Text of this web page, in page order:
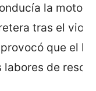
la
tras el
que el
de